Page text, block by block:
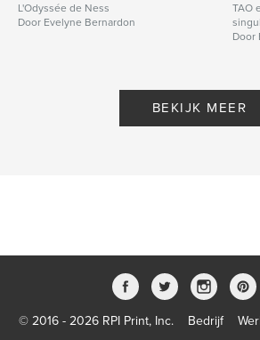
L'Odyssée de Ness
Door Evelyne Bernardon
TAO
Door
BEKIJK MEER
© 2016 - 2026 RPI Print, Inc. Bedrijf